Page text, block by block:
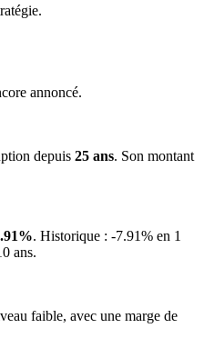
annoncé.
depuis 25 ans. Son montant
. Historique : -7.91% en 1
ans.
faible, avec une marge de